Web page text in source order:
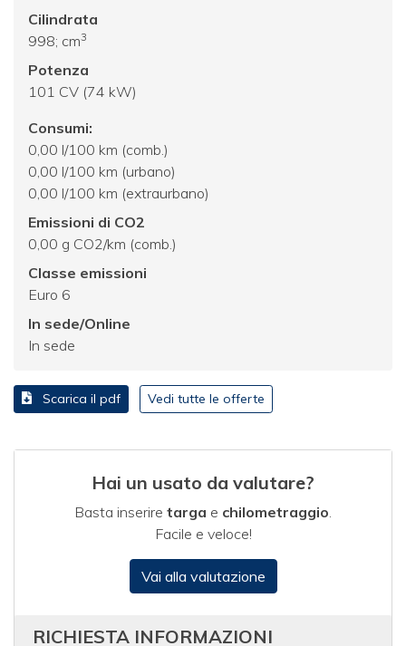
Cilindrata
998; cm3
Potenza
101 CV (74 kW)
Consumi:
0,00 l/100 km (comb.)
0,00 l/100 km (urbano)
0,00 l/100 km (extraurbano)
Emissioni di CO2
0,00 g CO2/km (comb.)
Classe emissioni
Euro 6
In sede/Online
In sede
Scarica il pdf Vedi tutte le offerte
Hai un usato da valutare?
Basta inserire targa e chilometraggio
Facile e veloce!
Vai alla valutazione
RICHIESTA INFORMAZIONI